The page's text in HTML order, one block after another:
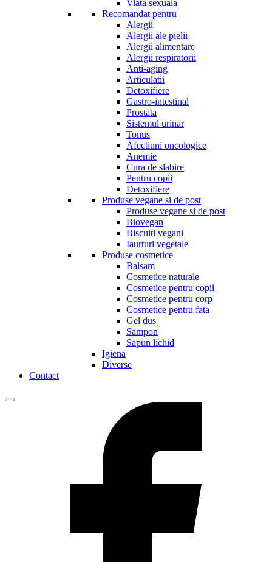
Viata sexuala
Recomandat pentru
Alergii
Alergii ale pielii
Alergii alimentare
Alergii respiratorii
Anti-aging
Articulatii
Detoxifiere
Gastro-intestinal
Prostata
Sistemul urinar
Tonus
Afectiuni oncologice
Anemie
Cura de slabire
Pentru copii
Detoxifiere
Produse vegane si de post
Produse vegane si de post
Biovegan
Biscuiti vegani
Iaurturi vegetale
Produse cosmetice
Balsam
Cosmetice naturale
Cosmetice pentru copii
Cosmetice pentru corp
Cosmetice pentru fata
Gel dus
Sampon
Sapun lichid
Igiena
Diverse
Contact